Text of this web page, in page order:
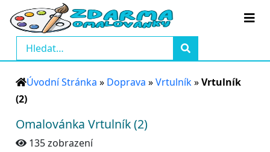
Úvodní Stránka » Doprava »Vrtulník»Vrtulník
(2)
Omalovánka Vrtulník (2)
135 zobrazení